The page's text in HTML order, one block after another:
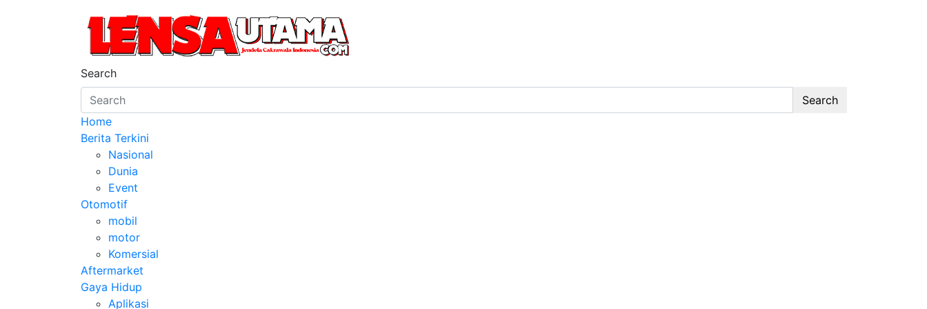
LensaUtama
Jendela Cakrawala Indonesia
Search
Search
Home
Berita Terkini
Nasional
Dunia
Event
Otomotif
mobil
motor
Komersial
Aftermarket
Gaya Hidup
Aplikasi